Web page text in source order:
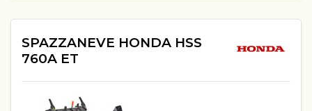
SPAZZANEVE HONDA HSS
760A ET